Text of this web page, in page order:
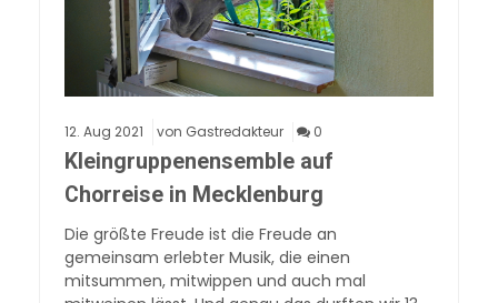
12. Aug 2021 von Gastredakteur 0
Kleingruppenensemble auf
Chorreise in Mecklenburg
Die größte Freude ist die Freude an
gemeinsam erlebter Musik, die einen
mitsummen, mitwippen und auch mal